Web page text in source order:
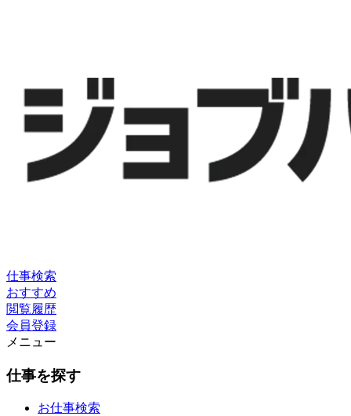
仕事検索
おすすめ
閲覧履歴
会員登録
メニュー
仕事を探す
お仕事検索